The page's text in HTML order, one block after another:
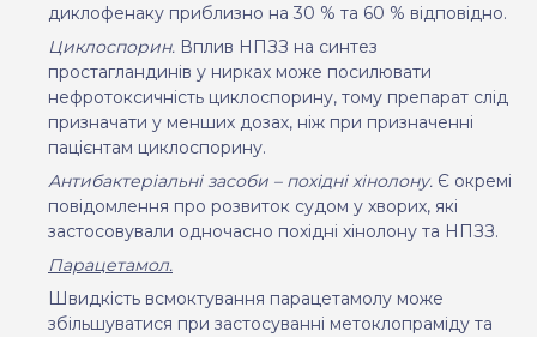
диклофенаку приблизно на 30 % та 60 % відповідно.
Циклоспорин. Вплив НПЗЗ на синтез
простагландинів у нирках може посилювати
нефротоксичність циклоспорину, тому препарат слід
призначати у менших дозах, ніж при призначенні
пацієнтам циклоспорину.
Антибактеріальні засоби – похідні хінолону. Є окремі
повідомлення про розвиток судом у хворих, які
застосовували одночасно похідні хінолону та НПЗЗ.
Парацетамол.
Швидкість всмоктування парацетамолу може
збільшуватися при застосуванні метоклопраміду та